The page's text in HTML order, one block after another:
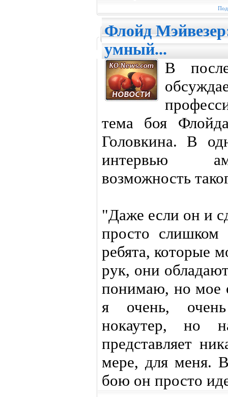
Флойд
умный...
В
тема боя
Головкина. В
интервью
возможность
"Даже если он и
просто
ребята, которые
рук, они
понимаю, но мое
я очень,
нокаутер, но
представляет
мере, для меня.
бою он просто